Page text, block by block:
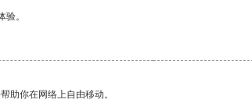
。
助你在网络上自由移动。